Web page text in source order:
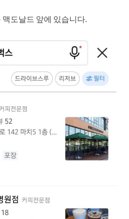
도날드 앞에 있습니다.